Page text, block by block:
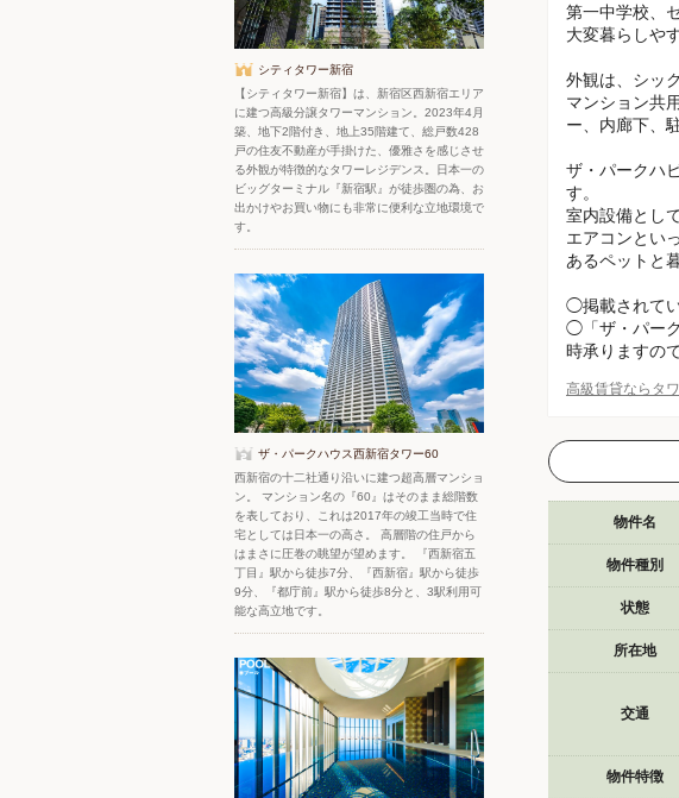
第一中学校、
大変暮らしや
外観は、シッ
マンション共
ー、内廊下、
ザ・パークハ
す。
室内設備とし
エアコンとい
あるペットと
◯掲載されて
◯「ザ・パー
時承りますの
高級賃貸ならタ
物件名
物件種別
状態
所在地
交通
物件特徴
シティタワー新宿
【シティタワー新宿】は、新宿区西新宿エリア
に建つ高級分譲タワーマンション。2023年4月
築、地下2階付き、地上35階建て、総戸数428
戸の住友不動産が手掛けた、優雅さを感じさせ
る外観が特徴的なタワーレジデンス。日本一の
ビッグターミナル『新宿駅』が徒歩圏の為、お
出かけやお買い物にも非常に便利な立地環境で
す。
ザ・パークハウス西新宿タワー60
西新宿の十二社通り沿いに建つ超高層マンショ
ン。 マンション名の『60』はそのまま総階数
を表しており、これは2017年の竣工当時で住
宅としては日本一の高さ。 高層階の住戸から
はまさに圧巻の眺望が望めます。 『西新宿五
丁目』駅から徒歩7分、『西新宿』駅から徒歩
9分、『都庁前』駅から徒歩8分と、3駅利用可
能な高立地です。